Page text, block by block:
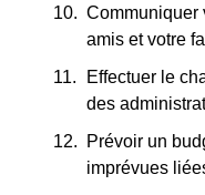
Communiquer
amis et votre
Effectuer le
des
Prévoir un
imprévues